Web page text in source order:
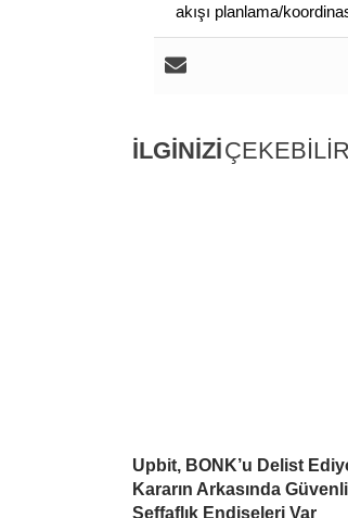
akışı planlama/
İLGİNİZİÇEKEBİLİR
Upbit, BONK’u Delist
Kararın Arkasında
Şeffaflık Endişeleri Var